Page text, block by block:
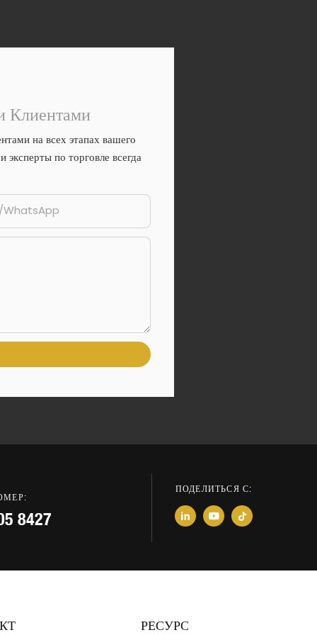
Клиентами
на всех этапах вашего
по торговле всегда
WhatsApp
8427
ПОДЕЛИТЬСЯ С:
РЕСУРС